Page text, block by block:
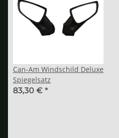
Can-Am Windschild Deluxe
Spiegelsatz
83,30 € *